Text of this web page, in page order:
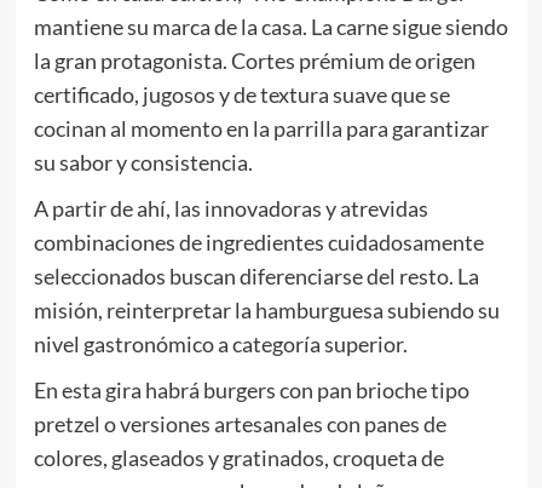
mantiene su marca de la casa. La carne sigue siendo
la gran protagonista. Cortes prémium de origen
certificado, jugosos y de textura suave que se
cocinan al momento en la parrilla para garantizar
su sabor y consistencia.
A partir de ahí, las innovadoras y atrevidas
combinaciones de ingredientes cuidadosamente
seleccionados buscan diferenciarse del resto. La
misión, reinterpretar la hamburguesa subiendo su
nivel gastronómico a categoría superior.
En esta gira habrá burgers con pan brioche tipo
pretzel o versiones artesanales con panes de
colores, glaseados y gratinados, croqueta de